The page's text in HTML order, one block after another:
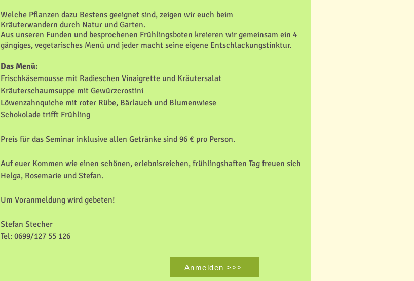
Welche Pflanzen dazu Bestens geeignet sind, zeigen wir euch beim
Kräuterwandern durch Natur und Garten.
Aus unseren Funden und besprochenen Frühlingsboten kreieren wir gemeinsam ein 4
gängiges, vegetarisches Menü und jeder macht seine eigene Entschlackungstinktur.
Das Menü:
Frischkäsemousse mit Radieschen Vinaigrette und Kräutersalat
Kräuterschaumsuppe mit Gewürzcrostini
Löwenzahnquiche mit roter Rübe, Bärlauch und Blumenwiese
Schokolade trifft Frühling
Preis für das Seminar inklusive allen Getränke sind 96 € pro Person.
Auf euer Kommen wie einen schönen, erlebnisreichen, frühlingshaften Tag freuen sich
Helga, Rosemarie und Stefan.
Um Voranmeldung wird gebeten!
Stefan Stecher
Tel: 0699/127 55 126
Anmelden >>>